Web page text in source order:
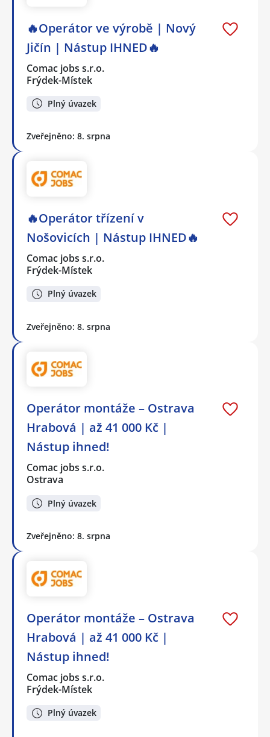
🔥Operátor ve výrobě | Nový
Jičín | Nástup IHNED🔥
Comac jobs s.r.o.
Frýdek-Místek
Plný úvazek
Zveřejněno: 8. srpna
🔥Operátor třízení v
Nošovicích | Nástup IHNED🔥
Comac jobs s.r.o.
Frýdek-Místek
Plný úvazek
Zveřejněno: 8. srpna
Operátor montáže – Ostrava
Hrabová | až 41 000 Kč |
Nástup ihned!
Comac jobs s.r.o.
Ostrava
Plný úvazek
Zveřejněno: 8. srpna
Operátor montáže – Ostrava
Hrabová | až 41 000 Kč |
Nástup ihned!
Comac jobs s.r.o.
Frýdek-Místek
Plný úvazek